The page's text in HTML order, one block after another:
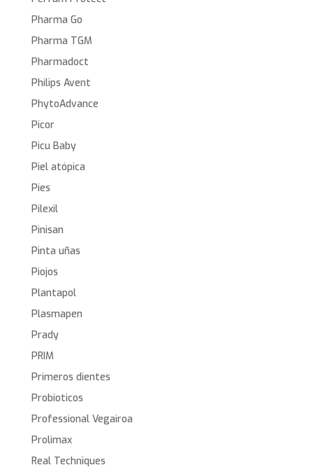
Pharma Go
Pharma TGM
Pharmadoct
Philips Avent
PhytoAdvance
Picor
Picu Baby
Piel atópica
Pies
Pilexil
Pinisan
Pinta uñas
Piojos
Plantapol
Plasmapen
Prady
PRIM
Primeros dientes
Probioticos
Professional Vegairoa
Prolimax
Real Techniques